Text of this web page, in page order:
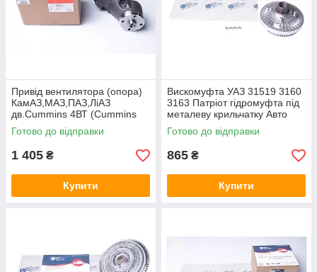
Привiд вентилятора (опора)
КамАЗ,МАЗ,ПАЗ,ЛiАЗ
дв.Cummins 4ВТ (Cummins
Investmen) 4932910,4933759
Готово до відправки
1 405 ₴
Купити
Вискомуфта УАЗ 31519 3160
3163 Патріот гідромуфта під
металеву крильчатку Авто
Престиж 3741-1308070
Готово до відправки
865 ₴
Купити